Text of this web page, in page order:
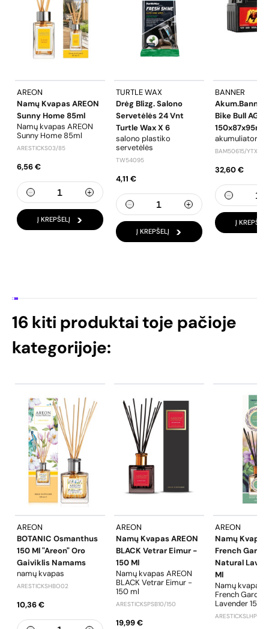
AREON
Namų Kvapas AREON
Sunny Home 85ml
Namų kvapas AREON
Sunny Home 85ml
ARESTICKS03/85
6,56 €
Į KREPŠELĮ
TURTLE WAX
Drėg Blizg. Salono
Servetėlės 24 Vnt
Turtle Wax X 6
salono plastiko
servetėlės
TW54095
4,11 €
Į KREPŠELĮ
BANNER
Akum.Banner
Bike Bull AGM
akumuliatorius
BAM50615/YTX7A-
32,60 €
Į KREPŠELĮ
16 kiti produktai toje pačioje
kategorijoje:
AREON
BOTANIC Osmanthus
150 Ml "Areon" Oro
Gaiviklis Namams
namų kvapas
ARESTICKSHBO02
10,36 €
AREON
Namų Kvapas AREON
BLACK Vetrar Eimur -
150 Ml
Namų kvapas AREON
BLACK Vetrar Eimur -
150 ml
ARESTICKSPSB10/150
19,99 €
AREON
Namų Kvapas
French
Natural
Ml
Namų kvapas
French
Lavender 150
ARESTICKSLHP04